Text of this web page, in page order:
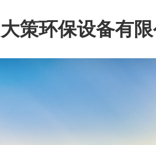
策环保设备有